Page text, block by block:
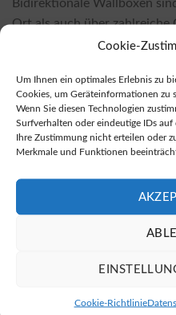
Cookie-
Um Ihnen ein optimales Erlebnis zu
Cookies, um Geräteinformationen zu
Wenn Sie diesen Technologien
Surfverhalten oder eindeutige IDs auf
Ihre Zustimmung nicht erteilen oder
Merkmale und Funktionen
Cookie-Richtlinie
Bidirektionale Wallboxen
Ort als auch über zahlreiche
Regel sind die Preise in
kaufen können, finden Sie
bidirektionale Wallboxen
Wieviel kostet die
die Kosten ab?
Die Kosten für die
anderem vom gewählten
Installation, eventuelle
eine Rolle. Es ist wichtig zu